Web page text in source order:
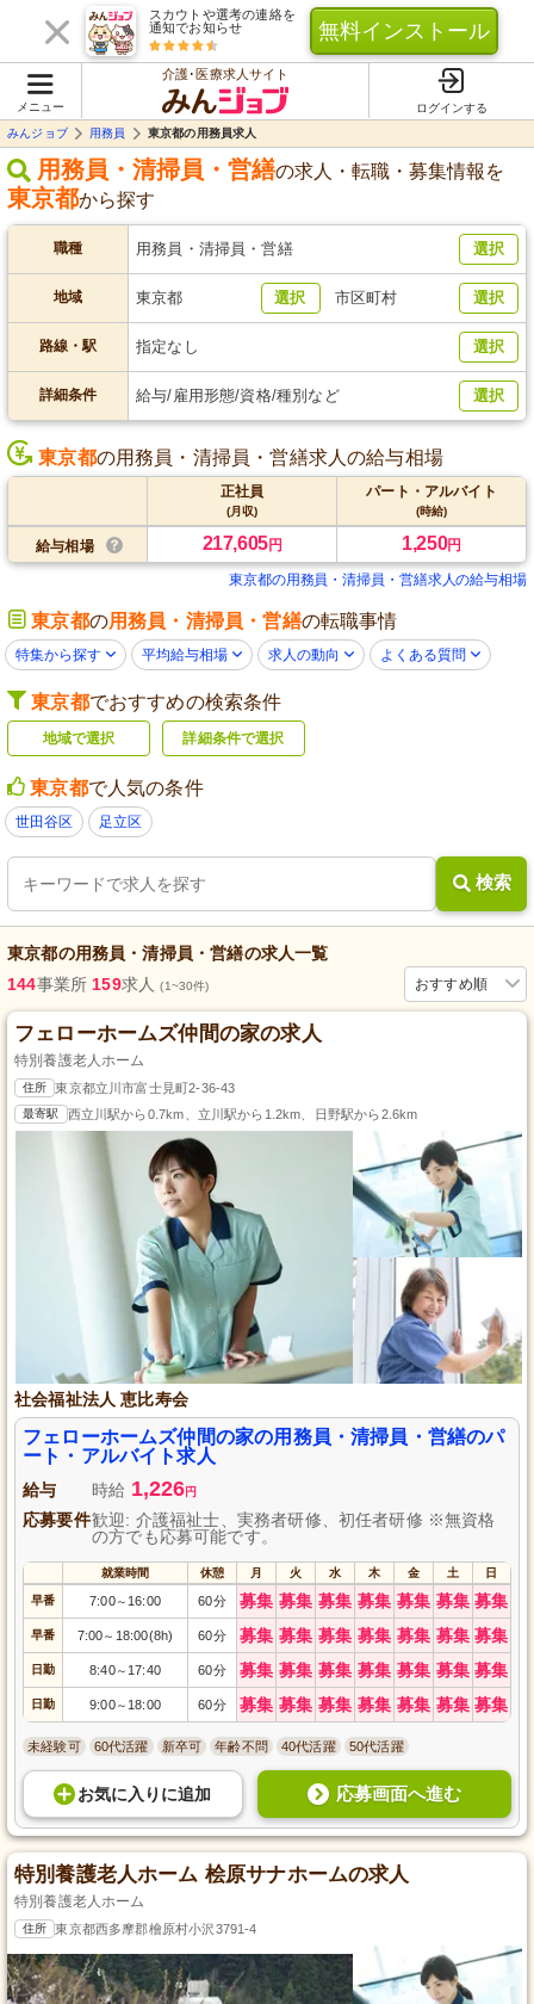
スカウトや選考の連絡を
通知でお知らせ
無料インストール
メニュー
介護･医療求人サイト
ログインする
みんジョブ
用務員 東京都の用務員求人
用務員・清掃員・営繕の求人・転職・募集情報を
東京都から探す
職種 用務員・清掃員・営繕 選択
地域 東京都 選択 市区町村 選択
路線・駅 指定なし 選択
詳細条件 給与/雇用形態/資格/種別など 選択
東京都の用務員・清掃員・営繕求人の給与相場
正社員
(月収)
パート・アルバイト
(時給)
給与相場 217,605円 1,250円
東京都の用務員・清掃員・営繕求人の給与相場
東京都の用務員・清掃員・営繕の転職事情
特集から探す 平均給与相場 求人の動向 よくある質問
東京都でおすすめの検索条件
地域で選択 詳細条件で選択
東京都で人気の条件
世田谷区 足立区
検索
東京都の用務員・清掃員・営繕の求人一覧
おすすめ順
144事業所 159求人(1~30件)
フェローホームズ仲間の家の求人
特別養護老人ホーム
住所 東京都立川市富士見町2-36-43
最寄駅 西立川駅から0.7km、立川駅から1.2km、日野駅から2.6km
社会福祉法人 恵比寿会
フェローホームズ仲間の家の用務員・清掃員・営繕のパ
ート・アルバイト求人
給与 時給 1,226円
応募要件歓迎: 介護福祉士、実務者研修、初任者研修 ※無資格
の方でも応募可能です。
就業時間 休憩 月 火 水 木 金 土 日
早番 7:00～ 16:00 60分 募集 募集 募集 募集 募集 募集 募集
早番 7:00～ 18:00(8h) 60分 募集 募集 募集 募集 募集 募集 募集
日勤 8:40～ 17:40 60分 募集 募集 募集 募集 募集 募集 募集
日勤 9:00～ 18:00 60分 募集 募集 募集 募集 募集 募集 募集
未経験可 60代活躍 新卒可 年齢不問 40代活躍 50代活躍
お気に入り に追加 応募画面へ進む
特別養護老人ホーム 桧原サナホームの求人
特別養護老人ホーム
住所 東京都西多摩郡檜原村小沢3791-4